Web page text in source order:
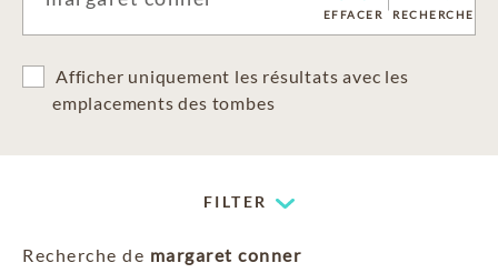
EFFACER RECHERCHE
Afficher uniquement les résultats avec les
emplacements des tombes
FILTER
Recherche de margaret conner